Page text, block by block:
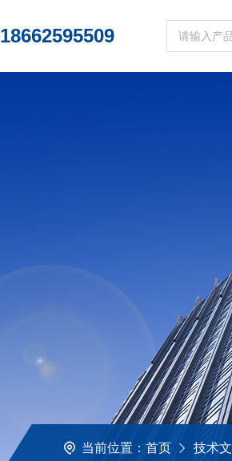
18662595509
当前位置： 首页 技术